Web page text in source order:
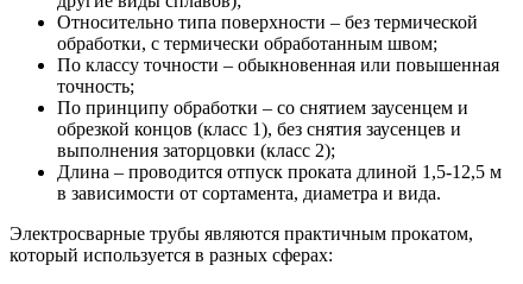
Относительно типа поверхности – без термической
обработки, с термически обработанным швом;
По классу точности – обыкновенная или повышенная
точность;
По принципу обработки – со снятием заусенцем и
обрезкой концов (класс 1), без снятия заусенцев и
выполнения заторцовки (класс 2);
Длина – проводится отпуск проката длиной 1,5-12,5 м
в зависимости от сортамента, диаметра и вида.
Электросварные трубы являются практичным прокатом,
который используется в разных сферах: